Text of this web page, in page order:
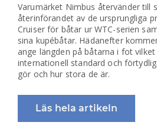
Varumärket Nimbus återvänder till
återinförandet av de ursprungliga
Cruiser för båtar ur WTC-serien
sina kupébåtar. Hädanefter
ange längden på båtarna i fot
internationell standard och
gör och hur stora de är.
Läs hela artikeln